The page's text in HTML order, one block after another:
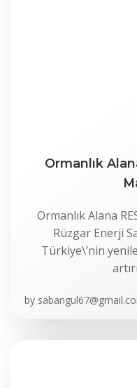
Ormanlık
Ormanlık Alana
Rüzgar Enerji
Türkiye\’nin
by